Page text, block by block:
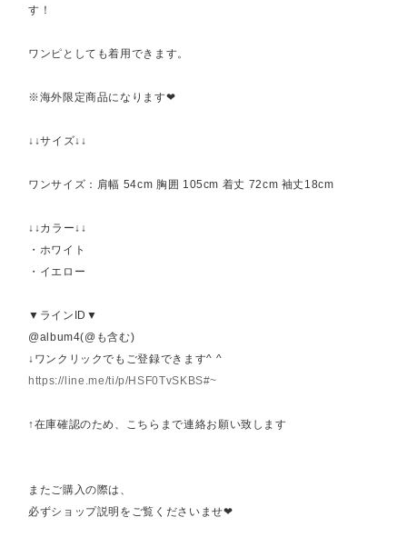
す！
ワンピとしても着用できます。
※海外限定商品になります❤︎
↓↓サイズ↓↓
ワンサイズ：肩幅 54cm 胸囲 105cm 着丈 72cm 袖丈18cm
↓↓カラー↓↓
・ホワイト
・イエロー
▼ラインID▼
@album4(@も含む)
↓ワンクリックでもご登録できます^ ^
https://line.me/ti/p/HSF0TvSKBS#~
↑在庫確認のため、こちらまで連絡お願い致します
またご購入の際は、
必ずショップ説明をご覧くださいませ❤︎